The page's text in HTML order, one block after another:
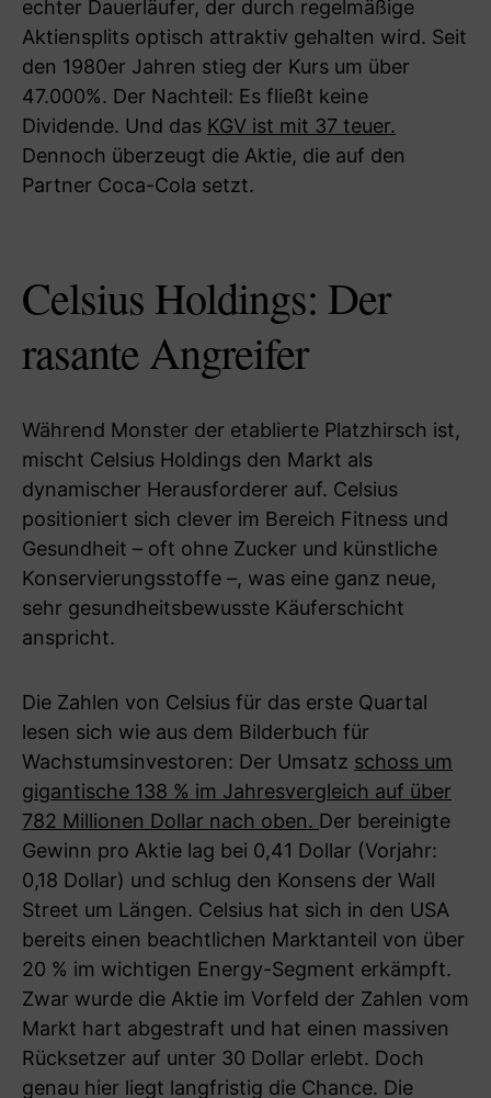
echter Dauerläufer, der durch regelmäßige
Aktiensplits optisch attraktiv gehalten wird. Seit
den 1980er Jahren stieg der Kurs um über
47.000%. Der Nachteil: Es fließt keine
Dividende. Und das KGV ist mit 37 teuer.
Dennoch überzeugt die Aktie, die auf den
Partner Coca-Cola setzt.
Celsius Holdings: Der
rasante Angreifer
Während Monster der etablierte Platzhirsch ist,
mischt Celsius Holdings den Markt als
dynamischer Herausforderer auf. Celsius
positioniert sich clever im Bereich Fitness und
Gesundheit – oft ohne Zucker und künstliche
Konservierungsstoffe –, was eine ganz neue,
sehr gesundheitsbewusste Käuferschicht
anspricht.
Die Zahlen von Celsius für das erste Quartal
lesen sich wie aus dem Bilderbuch für
Wachstumsinvestoren: Der Umsatz schoss um
gigantische 138 % im Jahresvergleich auf über
782 Millionen Dollar nach oben. Der bereinigte
Gewinn pro Aktie lag bei 0,41 Dollar (Vorjahr:
0,18 Dollar) und schlug den Konsens der Wall
Street um Längen. Celsius hat sich in den USA
bereits einen beachtlichen Marktanteil von über
20 % im wichtigen Energy-Segment erkämpft.
Zwar wurde die Aktie im Vorfeld der Zahlen vom
Markt hart abgestraft und hat einen massiven
Rücksetzer auf unter 30 Dollar erlebt. Doch
genau hier liegt langfristig die Chance. Die